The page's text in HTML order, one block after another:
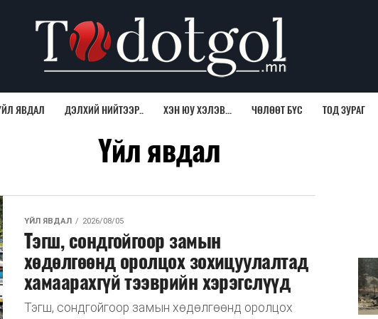
ЯВДАЛ ДЭЛХИЙ НИЙТЭЭР.. ХЭН ЮУ ХЭЛЭВ... ЧӨЛӨӨТ БҮС ТОД ЗУРАГ
Үйл явдал
ҮЙЛ ЯВДАЛ 2026/08/05
Тэгш, сондгойгоор замын
хөдөлгөөнд оролцох зохицуулалтад
хамаарахгүй тээврийн хэрэгслүүд
Тэгш, сондгойгоор замын хөдөлгөөнд оролцох